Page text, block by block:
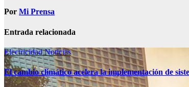
Por Mi Prensa
Entrada relacionada
ElectricidadNoticias
El cambio climático acelera la implementación de